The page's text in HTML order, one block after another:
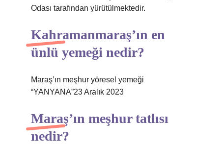
Odası tarafından yürütülmektedir.
Kahramanmaraş’ın en
ünlü yemeği nedir?
Maraş’ın meşhur yöresel yemeği
“YANYANA”23 Aralık 2023
Maraş’ın meşhur tatlısı
nedir?